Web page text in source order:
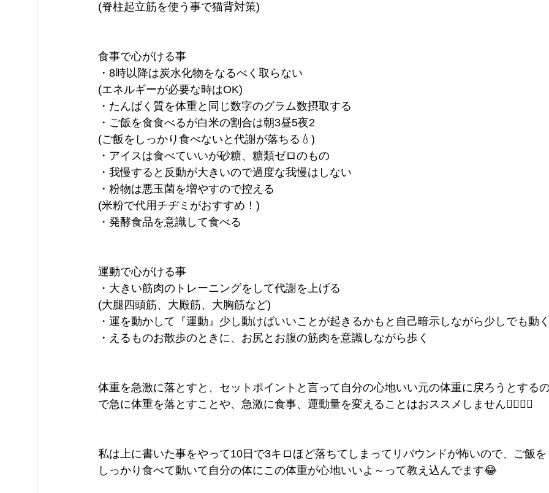
(脊柱起立筋を使う事で猫背対策)
食事で心がける事
・8時以降は炭水化物をなるべく取らない
(エネルギーが必要な時はOK)
・たんぱく質を体重と同じ数字のグラム数摂取する
・ご飯を食食べるが白米の割合は朝3昼5夜2
(ご飯をしっかり食べないと代謝が落ちる💧)
・アイスは食べていいが砂糖、糖類ゼロのもの
・我慢すると反動が大きいので過度な我慢はしない
・粉物は悪玉菌を増やすので控える
(米粉で代用チヂミがおすすめ！)
・発酵食品を意識して食べる
運動で心がける事
・大きい筋肉のトレーニングをして代謝を上げる
(大腿四頭筋、大殿筋、大胸筋など)
・運を動かして『運動』少し動けばいいことが起きるかもと自己暗示しながら少しでも動
・えるものお散歩のときに、お尻とお腹の筋肉を意識しながら歩く
体重を急激に落とすと、セットポイントと言って自分の心地いい元の体重に戻ろうとする
で急に体重を落とすことや、急激に食事、運動量を変えることはおススメしません🙅‍♀️🙅‍♀️
私は上に書いた事をやって10日で3キロほど落ちてしまってリバウンドが怖いので、ご飯を
しっかり食べて動いて自分の体にこの体重が心地いいよ～って教え込んでます😂